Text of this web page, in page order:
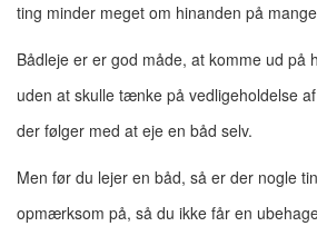
ting minder meget om hinanden på
Bådleje er er god måde, at komme ud på
uden at skulle tænke på vedligeholdelse
der følger med at eje en båd selv.
Men før du lejer en båd, så er der nogle
opmærksom på, så du ikke får en